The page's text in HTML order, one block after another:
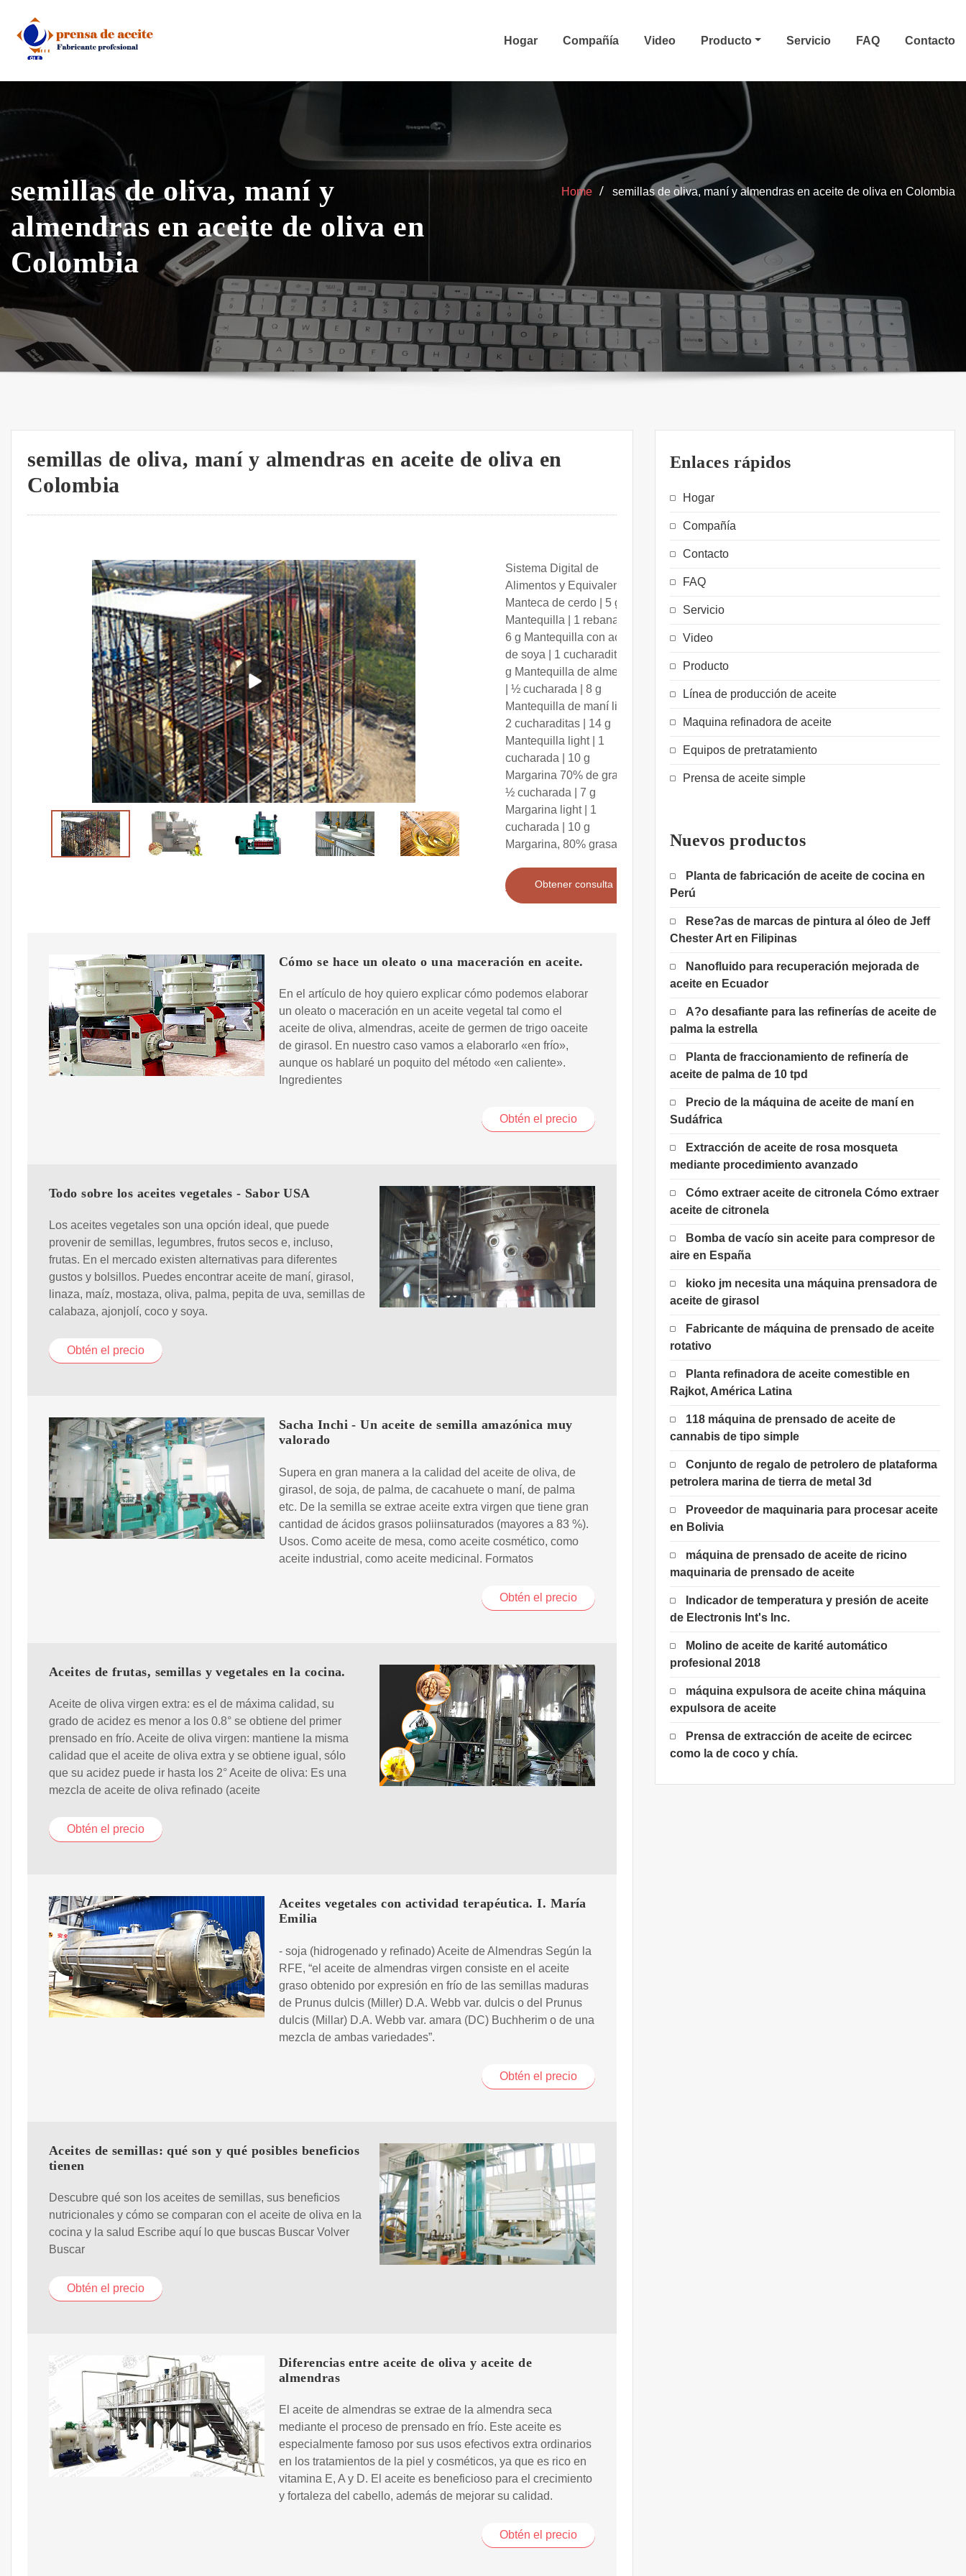
content
Hogar Compañía Video Producto Servicio FAQ Contacto
semillas de oliva, maní y
almendras en aceite de oliva en
Colombia
Home semillas de oliva, maní y almendras en aceite de oliva en Colombia
semillas de oliva, maní y almendras en aceite de oliva en
Colombia
Sistema Digital de
Alimentos y Equivalentes.
Manteca de cerdo | 5 g
Mantequilla | 1 rebanada |
6 g Mantequilla con aceite
de soya | 1 cucharadita | 6
g Mantequilla de almendra
| ½ cucharada | 8 g
Mantequilla de maní light |
2 cucharaditas | 14 g
Mantequilla light | 1
cucharada | 10 g
Margarina 70% de grasa |
½ cucharada | 7 g
Margarina light | 1
cucharada | 10 g
Margarina, 80% grasa
Obtener consulta
Cómo se hace un oleato o una maceración en aceite.
En el artículo de hoy quiero explicar cómo podemos elaborar
un oleato o maceración en un aceite vegetal tal como el
aceite de oliva, almendras, aceite de germen de trigo oaceite
de girasol. En nuestro caso vamos a elaborarlo «en frío»,
aunque os hablaré un poquito del método «en caliente».
Ingredientes
Obtén el precio
Todo sobre los aceites vegetales - Sabor USA
Los aceites vegetales son una opción ideal, que puede
provenir de semillas, legumbres, frutos secos e, incluso,
frutas. En el mercado existen alternativas para diferentes
gustos y bolsillos. Puedes encontrar aceite de maní, girasol,
linaza, maíz, mostaza, oliva, palma, pepita de uva, semillas de
calabaza, ajonjolí, coco y soya.
Obtén el precio
Sacha Inchi - Un aceite de semilla amazónica muy
valorado
Supera en gran manera a la calidad del aceite de oliva, de
girasol, de soja, de palma, de cacahuete o maní, de palma
etc. De la semilla se extrae aceite extra virgen que tiene gran
cantidad de ácidos grasos poliinsaturados (mayores a 83 %).
Usos. Como aceite de mesa, como aceite cosmético, como
aceite industrial, como aceite medicinal. Formatos
Obtén el precio
Aceites de frutas, semillas y vegetales en la cocina.
Aceite de oliva virgen extra: es el de máxima calidad, su
grado de acidez es menor a los 0.8° se obtiene del primer
prensado en frío. Aceite de oliva virgen: mantiene la misma
calidad que el aceite de oliva extra y se obtiene igual, sólo
que su acidez puede ir hasta los 2° Aceite de oliva: Es una
mezcla de aceite de oliva refinado (aceite
Obtén el precio
Aceites vegetales con actividad terapéutica. I. María
Emilia
- soja (hidrogenado y refinado) Aceite de Almendras Según la
RFE, “el aceite de almendras virgen consiste en el aceite
graso obtenido por expresión en frío de las semillas maduras
de Prunus dulcis (Miller) D.A. Webb var. dulcis o del Prunus
dulcis (Millar) D.A. Webb var. amara (DC) Buchherim o de una
mezcla de ambas variedades”.
Obtén el precio
Aceites de semillas: qué son y qué posibles beneficios
tienen
Descubre qué son los aceites de semillas, sus beneficios
nutricionales y cómo se comparan con el aceite de oliva en la
cocina y la salud Escribe aquí lo que buscas Buscar Volver
Buscar
Obtén el precio
Diferencias entre aceite de oliva y aceite de
almendras
El aceite de almendras se extrae de la almendra seca
mediante el proceso de prensado en frío. Este aceite es
especialmente famoso por sus usos efectivos extra ordinarios
en los tratamientos de la piel y cosméticos, ya que es rico en
vitamina E, A y D. El aceite es beneficioso para el crecimiento
y fortaleza del cabello, además de mejorar su calidad.
Obtén el precio
Enlaces rápidos
Hogar
Compañía
Contacto
FAQ
Servicio
Video
Producto
Línea de producción de aceite
Maquina refinadora de aceite
Equipos de pretratamiento
Prensa de aceite simple
Nuevos productos
Planta de fabricación de aceite de cocina en
Perú
Rese?as de marcas de pintura al óleo de Jeff
Chester Art en Filipinas
Nanofluido para recuperación mejorada de
aceite en Ecuador
A?o desafiante para las refinerías de aceite de
palma la estrella
Planta de fraccionamiento de refinería de
aceite de palma de 10 tpd
Precio de la máquina de aceite de maní en
Sudáfrica
Extracción de aceite de rosa mosqueta
mediante procedimiento avanzado
Cómo extraer aceite de citronela Cómo extraer
aceite de citronela
Bomba de vacío sin aceite para compresor de
aire en España
kioko jm necesita una máquina prensadora de
aceite de girasol
Fabricante de máquina de prensado de aceite
rotativo
Planta refinadora de aceite comestible en
Rajkot, América Latina
118 máquina de prensado de aceite de
cannabis de tipo simple
Conjunto de regalo de petrolero de plataforma
petrolera marina de tierra de metal 3d
Proveedor de maquinaria para procesar aceite
en Bolivia
máquina de prensado de aceite de ricino
maquinaria de prensado de aceite
Indicador de temperatura y presión de aceite
de Electronis Int's Inc.
Molino de aceite de karité automático
profesional 2018
máquina expulsora de aceite china máquina
expulsora de aceite
Prensa de extracción de aceite de ecircec
como la de coco y chía.